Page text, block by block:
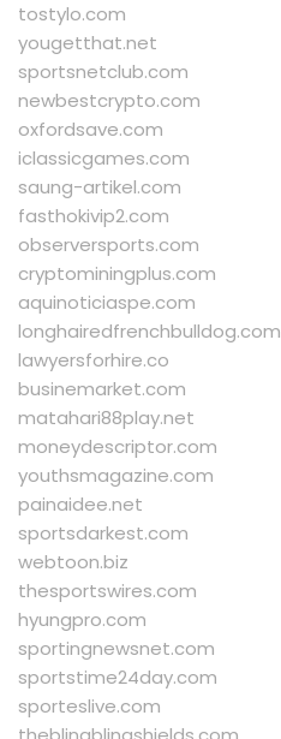
tostylo.com
yougetthat.net
sportsnetclub.com
newbestcrypto.com
oxfordsave.com
iclassicgames.com
saung-artikel.com
fasthokivip2.com
observersports.com
cryptominingplus.com
aquinoticiaspe.com
longhairedfrenchbulldog.com
lawyersforhire.co
businemarket.com
matahari88play.net
moneydescriptor.com
youthsmagazine.com
painaidee.net
sportsdarkest.com
webtoon.biz
thesportswires.com
hyungpro.com
sportingnewsnet.com
sportstime24day.com
sporteslive.com